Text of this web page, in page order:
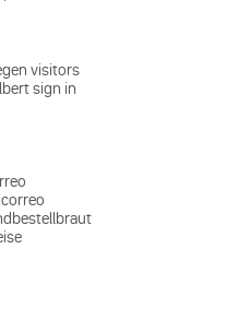
visitors
sign in